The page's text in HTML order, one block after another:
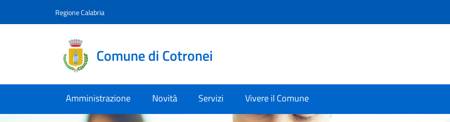
Regione Calabria
Comune di Cotronei
Amministrazione Novità Servizi Vivere il Comune